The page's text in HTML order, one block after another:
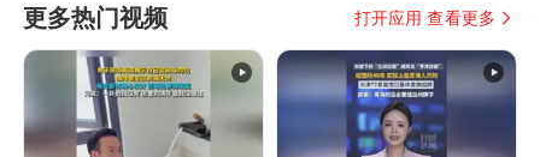
更多热门视频 打开应用 查看更多